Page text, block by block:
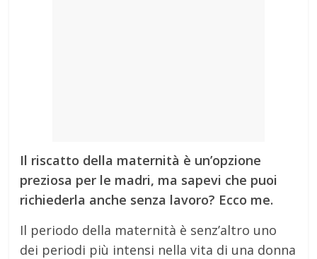
Il riscatto della maternità è un’opzione
preziosa per le madri, ma sapevi che puoi
richiederla anche senza lavoro? Ecco me.
Il periodo della maternità è senz’altro uno
dei periodi più intensi nella vita di una donna